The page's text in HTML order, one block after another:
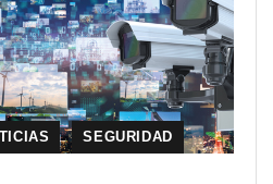
SEGURIDAD